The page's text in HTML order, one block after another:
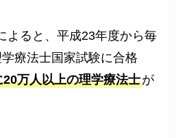
よると、平成23年度から毎
療法士国家試験に合格
万人以上の理学療法士が